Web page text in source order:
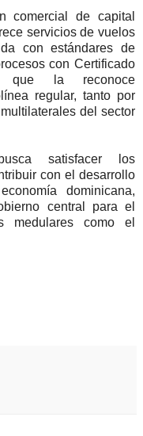
comercial de capital
servicios de vuelos
con estándares de
con Certificado
que la reconoce
regular, tanto por
del sector
satisfacer los
con el desarrollo
dominicana,
central para el
medulares como el